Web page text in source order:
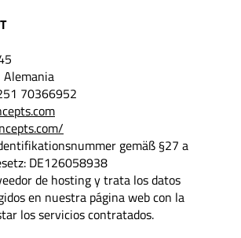
70366952
gemäß §27 a
DE126058938
de hosting y trata los datos
en nuestra página web con la
los servicios contratados.